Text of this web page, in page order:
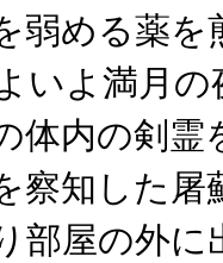
弱める薬
いよ満月
体内の剣
察知した
部屋の外